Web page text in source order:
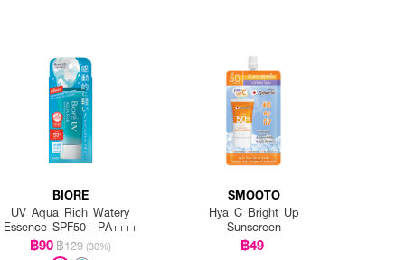
BIORE
UV Aqua Rich Watery
Essence SPF50+ PA++++
฿90฿129 (30%)
SMOOTO
Hya C Bright Up
Sunscreen
฿49